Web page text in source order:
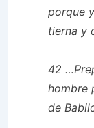
porque
tierna y
42
hombre
de